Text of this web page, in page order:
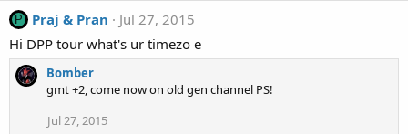
P Praj & Pran
Jul 27, 2015
Hi DPP tour what's ur timezo e
Bomber
gmt +2, come now on old gen channel PS!
Jul 27, 2015